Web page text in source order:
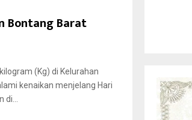
Bontang Barat
(Kg) di Kelurahan
kenaikan menjelang Hari